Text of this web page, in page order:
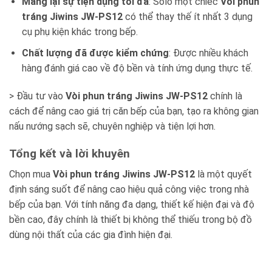
tráng Jiwins JW-PS12có thể thay thế ít nhất 3 dụng
cụ phụ kiện khác trong bếp.
Chất lượng đã được kiểm chứng: Được nhiều khách
hàng đánh giá cao về độ bền và tính ứng dụng thực tế.
> Đầu tư vào Vòi phun tráng Jiwins JW-PS12 chính là
cách để nâng cao giá trị căn bếp của bạn, tạo ra không gian
nấu nướng sạch sẽ, chuyên nghiệp và tiện lợi hơn.
Tổng kết và lời khuyên
Chọn mua Vòi phun tráng Jiwins JW-PS12 là một quyết
định sáng suốt để nâng cao hiệu quả công việc trong nhà
bếp của bạn. Với tính năng đa dạng, thiết kế hiện đại và độ
bền cao, đây chính là thiết bị không thể thiếu trong bộ đồ
dùng nội thất của các gia đình hiện đại.